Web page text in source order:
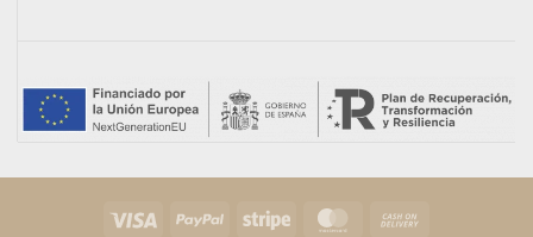
Visa PayPal Stripe MasterCard